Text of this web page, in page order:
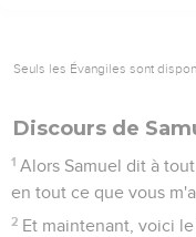
Seuls les Évangiles sont
Discours de
1 Alors Samuel dit à
en tout ce que vous
2 Et maintenant, voici